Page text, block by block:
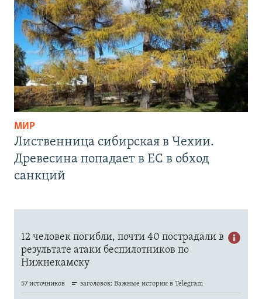
МИР
Лиственница сибирская в Чехии.
Древесина попадает в ЕС в обход
санкций